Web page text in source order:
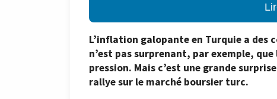
L’inflation galopante en Turquie a des
n’est pas surprenant, par exemple,
pression. Mais c’est une grande
rallye sur le marché boursier turc.